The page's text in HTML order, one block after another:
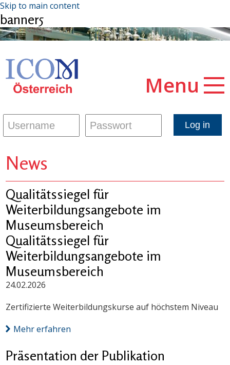
Skip to main content
banner5
Menu
News
Qualitätssiegel für
Weiterbildungsangebote im
Museumsbereich
Qualitätssiegel für
Weiterbildungsangebote im
Museumsbereich
24.02.2026
Zertifizierte Weiterbildungskurse auf höchstem Niveau
Mehr erfahren
Präsentation der Publikation